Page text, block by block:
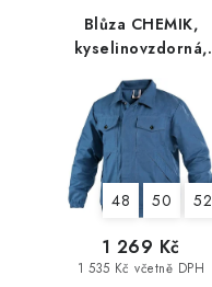
Blůza CHEMIK,
kyselinovzdorná,
48 50 52
1 535 Kč včetně DPH
1 269 Kč